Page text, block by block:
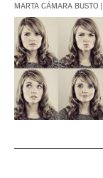
MARTA CÁMARA BUSTO |